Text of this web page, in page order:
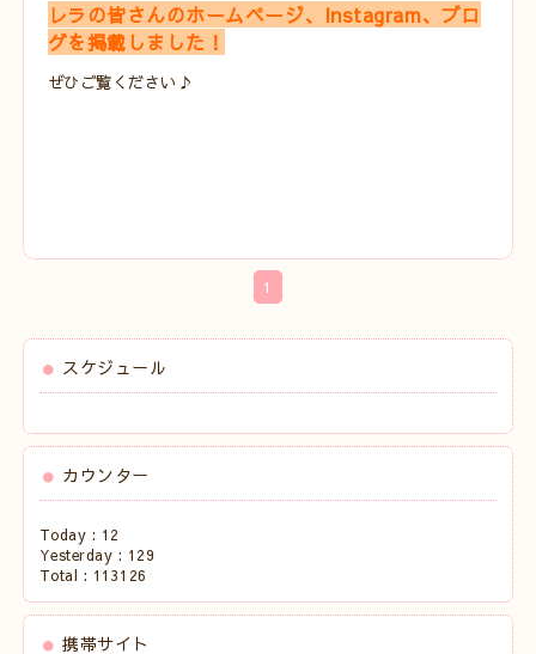
レラの皆さんのホームページ、Instagram、ブロ
グを掲載しました！
ぜひご覧ください♪
1
スケジュール
カウンター
Today : 12
Yesterday : 129
Total : 113126
携帯サイト